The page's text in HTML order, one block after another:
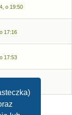
o 19:50
17:16
17:53